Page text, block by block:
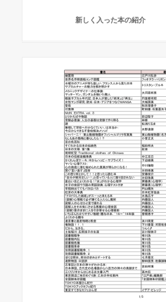
新しく入った本の紹介